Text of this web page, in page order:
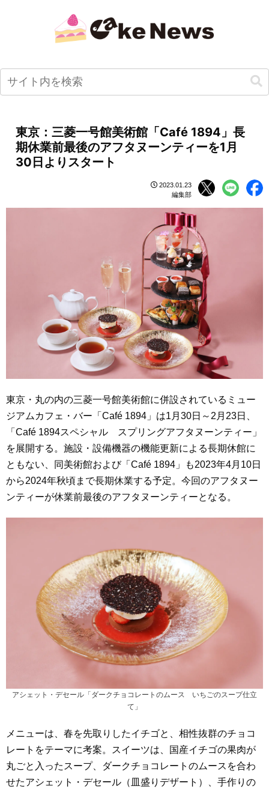
東京：三菱一号館美術館「Café 1894」長
期休業前最後のアフタヌーンティーを1月
30日よりスタート
2023.01.23
編集部
東京・丸の内の三菱一号館美術館に併設されているミュー
ジアムカフェ・バー「Café 1894」は1月30日～2月23日、
「Café 1894スペシャル スプリングアフタヌーンティー」
を展開する。施設・設備機器の機能更新による長期休館に
ともない、同美術館および「Café 1894」も2023年4月10日
から2024年秋頃まで長期休業する予定。今回のアフタヌー
ンティーが休業前最後のアフタヌーンティーとなる。
アシェット・デセール「ダークチョコレートのムース いちごのスープ仕立
て」
メニューは、春を先取りしたイチゴと、相性抜群のチョコ
レートをテーマに考案。スイーツは、国産イチゴの果肉が
丸ごと入ったスープ、ダークチョコレートのムースを合わ
せたアシェット・デセール（皿盛りデザート）、手作りの